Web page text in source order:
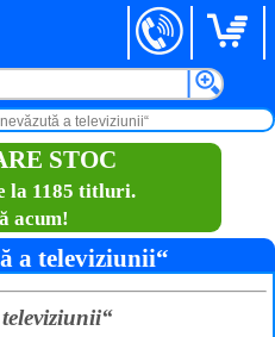
a televiziunii“
STOC
la 1185 titluri.
acum!
a televiziunii“